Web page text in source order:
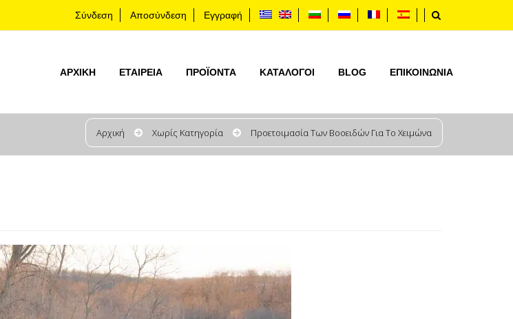
Σύνδεση Αποσύνδεση Εγγραφή
ΑΡΧΙΚΉ ΕΤΑΙΡΕΊΑ ΠΡΟΪΟΝΤΑ ΚΑΤΆΛΟΓΟΙ BLOG ΕΠΙΚΟΙΝΩΝΊΑ
Αρχική Χωρίς Κατηγορία Προετοιμασία Των Βοοειδών Για Το Χειμώνα